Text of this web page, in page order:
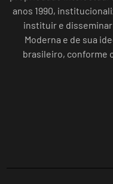
anos 1990,
instituir e
Moderna e de sua
brasileiro, conforme